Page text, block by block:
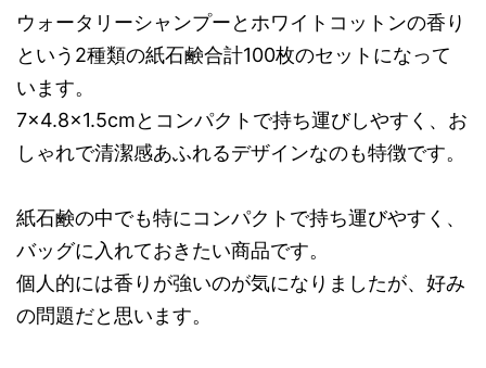
ウォータリーシャンプーとホワイトコットンの香り
という2種類の紙石鹸合計100枚のセットになって
います。
7×4.8×1.5cmとコンパクトで持ち運びしやすく、お
しゃれで清潔感あふれるデザインなのも特徴です。
紙石鹸の中でも特にコンパクトで持ち運びやすく、
バッグに入れておきたい商品です。
個人的には香りが強いのが気になりましたが、好み
の問題だと思います。